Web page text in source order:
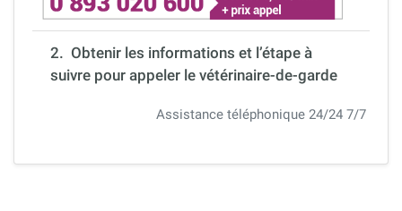
2. Obtenir les informations et l’étape à
suivre pour appeler le vétérinaire-de-garde
Assistance téléphonique 24/24 7/7